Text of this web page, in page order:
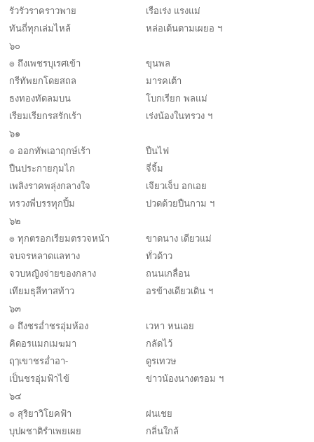
รัวรัวราคราวพาย
เรือเร่ง แรงแม่
ทันถี่ทุกเล่มไหล้
หล่อเต้นตามเผยอ ฯ
๖๐
๏ ถึงเพชรบุเรศเข้า
ขุนพล
กรีทัพยกโดยสถล
มารคเต้า
ธงทองทัดลมบน
โบกเรียก พลแม่
เรียมเรียกรสรักเร้า
เร่งน้องในทรวง ฯ
๖๑
๏ ออกทัพเอาฤกษ์เร้า
ปืนไฟ
ปืนประกายกุมไก
จี่จิ้ม
เพลิงราคพลุ่งกลางใจ
เจียวเจ็บ อกเอย
ทรวงพี่บรรทุกปิ้ม
ปวดด้วยปืนกาม ฯ
๖๒
๏ ทุกตรอกเรียมตรวจหน้า
ขาดนาง เดียวแม่
จบจรหลาดแลทาง
ทั่วด้าว
จวบหญิงจ่ายของกลาง
ถนนเกลื่อน
เทียมธุลีทาสท้าว
อรข้างเดียวเดิน ฯ
๖๓
๏ ถึงชรอ่ำชรอุ่มห้อง
เวหา หนเอย
คิดอรแมกเมฆมา
กลัดไว้
ฤๅเขาชรอ่ำอา-
ดูรเทวษ
เป็นชรอุ่มฟ้าไข้
ข่าวน้องนางตรอม ฯ
๖๔
๏ สุริยาวิโยคฟ้า
ฝนเชย
บุปผชาติรำเพยเผย
กลิ่นใกล้